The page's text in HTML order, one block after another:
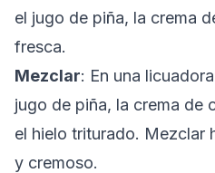
el jugo de piña, la crema
fresca.
Mezclar: En una
jugo de piña, la crema de
el hielo triturado. Mezclar
y cremoso.